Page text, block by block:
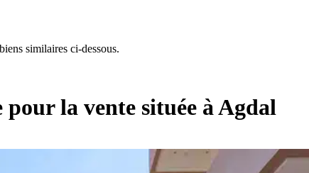
similaires ci-dessous.
la vente située à Agdal